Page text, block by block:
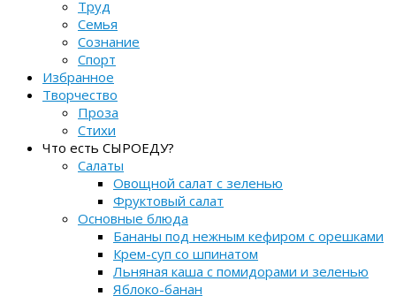
Труд
Семья
Сознание
Спорт
Избранное
Творчество
Проза
Стихи
Что есть СЫРОЕДУ?
Салаты
Овощной салат с зеленью
Фруктовый салат
Основные блюда
Бананы под нежным кефиром с орешками
Крем-суп со шпинатом
Льняная каша с помидорами и зеленью
Яблоко-банан